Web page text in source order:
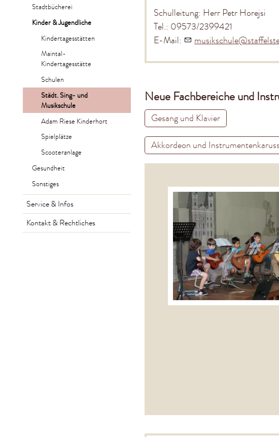
Stadtbücherei
Kinder & Jugendliche
Kindertagesstätten
Maintal-
Kindertagesstätte
Schulen
Städt. Sing- und
Musikschule
Adam Riese Kinderhort
Spielplätze
Scooteranlage
Gesundheit
Sonstiges
Service & Infos
Kontakt & Rechtliches
Schulleitung: Herr Petr Horejsi
Tel.: 09573/2399421
E-Mail:
m s ksch l st ff lst
Neue Fachbereiche und
Gesang und Klavier
Akkordeon und